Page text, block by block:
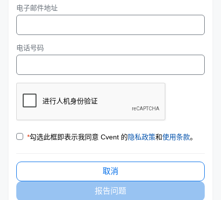
电子邮件地址
电话号码
*勾选此框即表示我同意 Cvent 的隐私政策和使用条款。
取消
报告问题